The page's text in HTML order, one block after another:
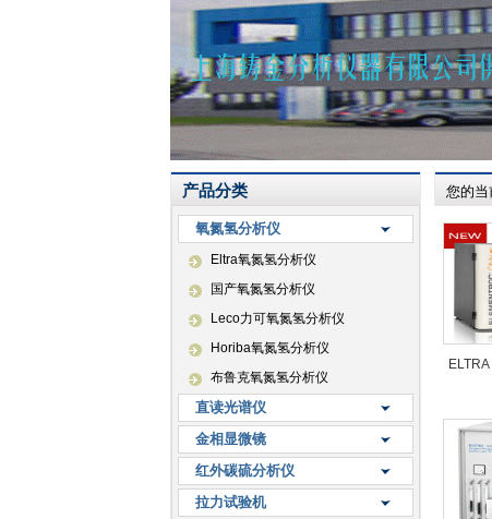
产品分类
氧氮氢分析仪
Eltra氧氮氢分析仪
国产氧氮氢分析仪
Leco力可氧氮氢分析仪
Horiba氧氮氢分析仪
布鲁克氧氮氢分析仪
直读光谱仪
金相显微镜
红外碳硫分析仪
拉力试验机
您的当